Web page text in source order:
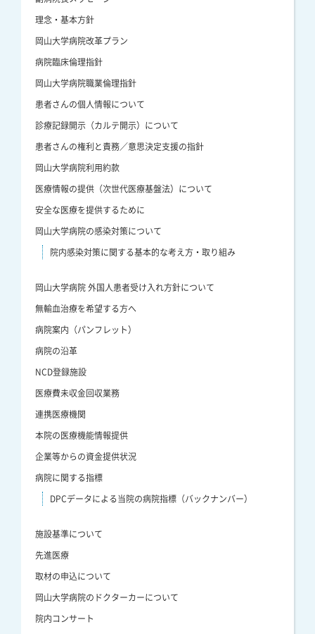
理念・基本方針
岡山大学病院改革プラン
病院臨床倫理指針
岡山大学病院職業倫理指針
患者さんの個人情報について
診療記録開示（カルテ開示）について
患者さんの権利と責務／意思決定支援の指針
岡山大学病院利用約款
医療情報の提供（次世代医療基盤法）について
安全な医療を提供するために
岡山大学病院の感染対策について
院内感染対策に関する基本的な考え方・取り組み
岡山大学病院 外国人患者受け入れ方針について
無輸血治療を希望する方へ
病院案内（パンフレット）
病院の沿革
NCD登録施設
医療費未収金回収業務
連携医療機関
本院の医療機能情報提供
企業等からの資金提供状況
病院に関する指標
DPCデータによる当院の病院指標（バックナンバー）
施設基準について
先進医療
取材の申込について
岡山大学病院のドクターカーについて
院内コンサート